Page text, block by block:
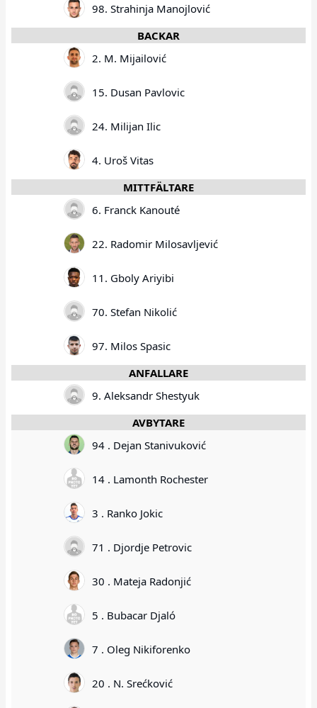
98. Strahinja Manojlović
BACKAR
2. M. Mijailović
15. Dusan Pavlovic
24. Milijan Ilic
4. Uroš Vitas
MITTFÄLTARE
6. Franck Kanouté
22. Radomir Milosavljević
11. Gboly Ariyibi
70. Stefan Nikolić
97. Milos Spasic
ANFALLARE
9. Aleksandr Shestyuk
AVBYTARE
94 . Dejan Stanivuković
14 . Lamonth Rochester
3 . Ranko Jokic
71 . Djordje Petrovic
30 . Mateja Radonjić
5 . Bubacar Djaló
7 . Oleg Nikiforenko
20 . N. Srećković